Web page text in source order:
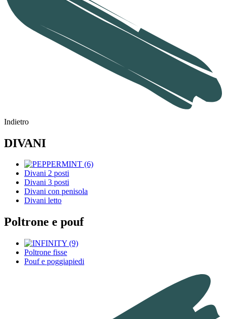
Indietro
DIVANI
Divani 2 posti
Divani 3 posti
Divani con penisola
Divani letto
Poltrone e pouf
Poltrone fisse
Pouf e poggiapiedi